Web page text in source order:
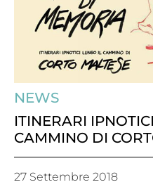
NEWS
ITINERARI
CAMMINO DI
27 Settembre 2018